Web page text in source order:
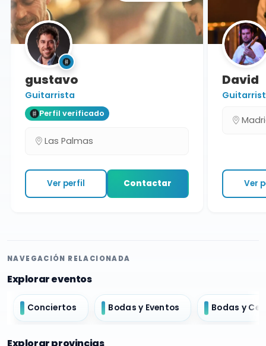
gustavo
Guitarrista
Perfil verificado
Las Palmas
Ver perfil Contactar
David
Guitarrista
Madrid
Ver
NAVEGACIÓN RELACIONADA
Explorar eventos
Conciertos Bodas y Eventos Bodas y